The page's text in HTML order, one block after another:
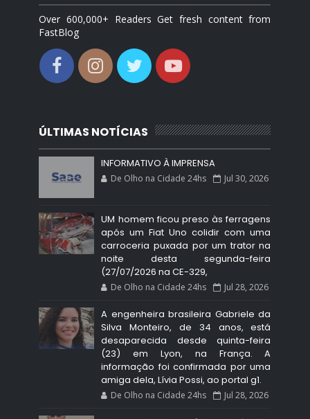
Over 600,000+ Readers Get fresh content from
FastBlog
ÚLTIMAS NOTÍCIAS
INFORMATIVO À IMPRENSA
De Olho na Cidade 24hs Jul 30, 2026
UM homem ficou preso às ferragens
após um Fiat Uno colidir com uma
carroceria puxada por um trator na
noite desta segunda-feira
(27/07/2026 na CE-329,
De Olho na Cidade 24hs Jul 28, 2026
A engenheira brasileira Gabriele da
Silva Monteiro, de 34 anos, está
desaparecida desde quinta-feira
(23) em Lyon, na França. A
informação foi confirmada por uma
amiga dela, Lívia Possi, ao portal g1.
De Olho na Cidade 24hs Jul 28, 2026